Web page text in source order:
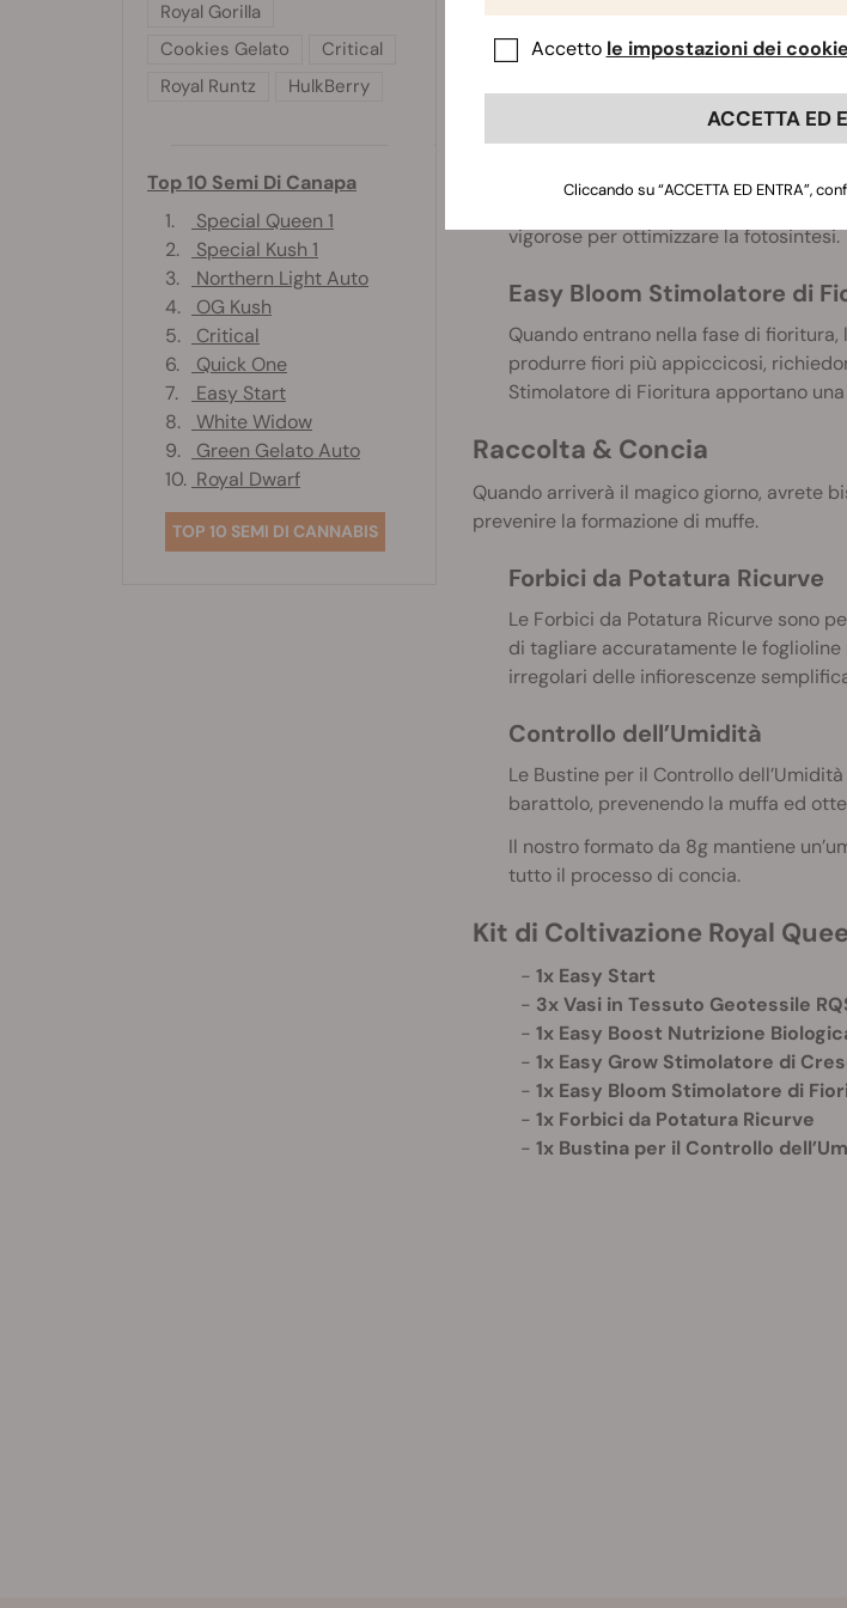
Crescita Vegetativa e
Dopo aver superato lo stadio di
Easy Grow Stimolatore di
Le compresse Easy Grow
crescita vegetativa. L’alto
vigorose per ottimizzare la fotosintesi.
Easy Bloom Stimolatore di
Quando entrano nella fase di
produrre fiori più appiccicosi,
Stimolatore di Fioritura apportano
Raccolta & Concia
Quando arriverà il magico giorno, avrete
prevenire la formazione di muffe.
Forbici da Potatura Ricurve
Le Forbici da Potatura Ricurve sono
di tagliare accuratamente le
irregolari delle infiorescenze
Controllo dell’Umidità
Le Bustine per il Controllo
barattolo, prevenendo la muffa ed
Il nostro formato da 8g mantiene
tutto il processo di concia.
Kit di Coltivazione Royal
1x Easy Start
3x Vasi in Tessuto Geotessile
1x Easy Boost Nutrizione
1x Easy Grow Stimolatore di
1x Easy Bloom Stimolatore di
1x Forbici da Potatura Ricurve
1x Bustina per il Controllo
Royal Gorilla
Cookies Gelato
Critical
Royal Runtz
HulkBerry
Top 10 Semi Di Canapa
1.
Special Queen 1
2.
Special Kush 1
3.
Northern Light Auto
4.
OG Kush
5.
Critical
6.
Quick One
7.
Easy Start
8.
White Widow
9.
Green Gelato Auto
10. Royal Dwarf
TOP 10 SEMI DI CANNABIS
Accetto le impostazioni dei cookie
ACCETTA ED
Cliccando su “ACCETTA ED ENTRA”,